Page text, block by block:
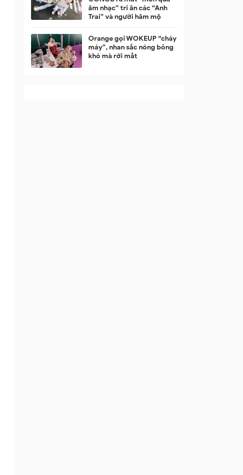
âm nhạc” tri ân các “Anh
Trai” và người hâm mộ
Orange gọi WOKEUP “cháy
máy”, nhan sắc nóng bỏng
khó mà rời mắt